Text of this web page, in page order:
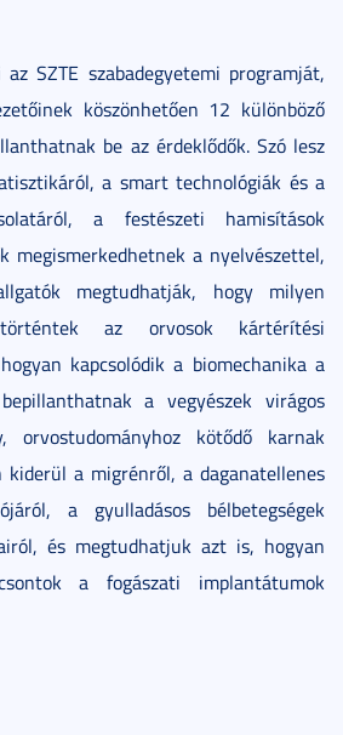
SZTE szabadegyetemi programját,
köszönhetően 12 különböző
be az érdeklődők. Szó lesz
a smart technológiák és a
a festészeti hamisítások
megismerkedhetnek a nyelvészettel,
megtudhatják, hogy milyen
történtek az orvosok kártérítési
kapcsolódik a biomechanika a
a vegyészek virágos
kötődő karnak
kiderül a migrénről, a daganatellenes
a gyulladásos bélbetegségek
és megtudhatjuk azt is, hogyan
a fogászati implantátumok